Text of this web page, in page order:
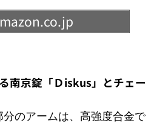
南京錠「Ｄiskus」とチェー
のアームは、高強度合金で